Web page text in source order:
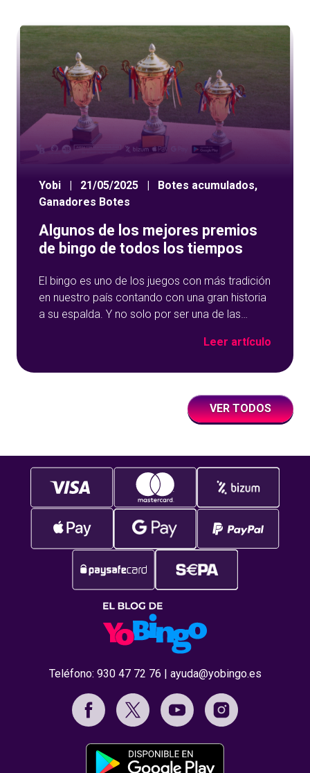
Yobi | 21/05/2025 | Botes acumulados,
Ganadores Botes
Algunos de los mejores premios
de bingo de todos los tiempos
El bingo es uno de los juegos con más tradición
en nuestro país contando con una gran historia
a su espalda. Y no solo por ser una de las
de juegos de tómbola, YoBingo, sino porque es
Leer artículo
VER TODOS
Teléfono: 930 47 72 76 ayuda@yobingo.es